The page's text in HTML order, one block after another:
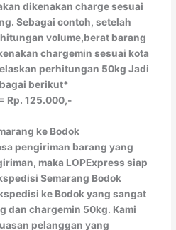
dikenakan charge sesuai
Sebagai contoh, setelah
volume,berat barang
chargemin sesuai kota
perhitungan 50kg Jadi
berikut*
Rp. 125.000,-
ke Bodok
pengiriman barang yang
maka LOPExpress siap
Semarang Bodok
ke Bodok yang sangat
dan chargemin 50kg. Kami
pelanggan yang